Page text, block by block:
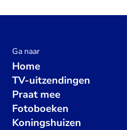
Ga naar
Home
TV-uitzendingen
Praat mee
Fotoboeken
Koningshuizen